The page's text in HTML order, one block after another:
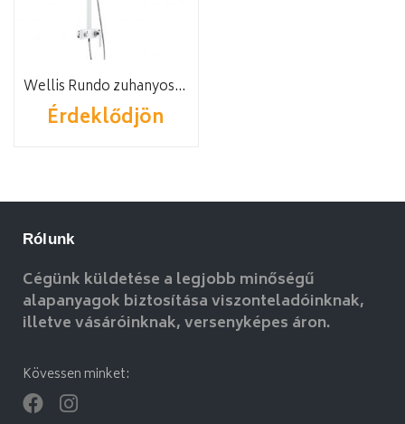
Wellis Rundo zuhanyoszlop
Érdeklődjön
Rólunk
Cégünk küldetése a legjobb minőségű
alapanyagok biztosítása viszonteladóinknak,
illetve vásáróinknak, versenyképes áron.
Kövessen minket: